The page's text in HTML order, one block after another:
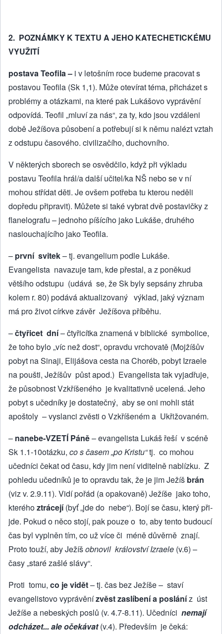
2. POZNÁMKY K TEXTU A JEHO KATECHETICKÉMU
VYUŽITÍ
postava Teofila – i v letošním roce budeme pracovat s
postavou Teofila (Sk 1,1). Může otevírat téma, přicházet s
problémy a otázkami, na které pak Lukášovo vyprávění
odpovídá. Teofil „mluví za nás“, za ty, kdo jsou vzdáleni
době Ježíšova působení a potřebují si k němu nalézt vztah
z odstupu časového. civilizačího, duchovního.
V některých sborech se osvědčilo, když při výkladu
postavu Teofila hrál/a další učitel/ka NŠ nebo se v ní
mohou střídat děti. Je ovšem potřeba tu kterou neděli
dopředu připravit). Můžete si také vybrat dvě postavičky z
flanelografu – jednoho píšícího jako Lukáše, druhého
naslouchajícího jako Teofila.
– první svitek– tj. evangelium podle Lukáše.
Evangelista navazuje tam, kde přestal, a z poněkud
většího odstupu (udává se, že Sk byly sepsány zhruba
kolem r. 80) podává aktualizovaný výklad, jaký význam
má pro život církve závěr Ježíšova příběhu.
–čtyřicet dní– čtyřicítka zname­ná v biblické symbolice,
že toho bylo „víc než dost“, opravdu vrchovatě (Mojžíšův
pobyt na Sinaji, Elijášova cesta na Choréb, pobyt Izraele
na poušti, Ježíšův půst apod.) Evangelista tak vyjadřuje,
že pů­sobnost Vzkříšeného je kvalitativně ucelená. Jeho
pobyt s učedníky je dostatečný, aby se oni mohli stát
apoštoly – vyslanci zvěsti o Vzkříšeném a Ukřižovaném.
– nanebe-VZETÍ Páně– evangelis­ta Lukáš řeší v scéně
Sk 1.1-10otázku, co s časem „po Kristu“tj. co mohou
učedníci čekat od času, kdy jim není viditelně nablízku. Z
pohledu učedníků je to opravdu tak, že je jim Ježíš brán
(viz v. 2.9.11). Vidí pořád (a opakovaně) Ježíše jako toho,
kteréhoztrácejí(byť „jde do nebe“). Bojí se času, který při­
jde. Pokud o něco stojí, pak pouze o to, aby tento budoucí
čas byl vyplněn tím, co už více či méně důvěrně znají.
Proto touží, aby Ježíšobnovil království Izraele (v.6) –
časy „staré zašlé slávy“.
Proti tomu, co je vidět– tj. čas bez Ježíše – staví
evangelistovo vyprávěnízvěst zaslíbení a posláníz úst
Ježíše a nebeských poslů (v. 4.7-8.11). Učed­níci nemají
odcházet... ale očekávat(v.4). Především je čeká: